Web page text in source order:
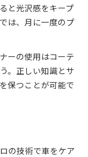
と光沢感をキープ
は、月に一度のプ
ーの使用はコーテ
。正しい知識とサ
保つことが可能で
の技術で車をケア